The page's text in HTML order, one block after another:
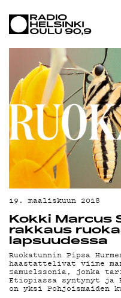
OHJELMAT
TEKIJÄT
ON-
PODCAST
MAINOSTA
G LIVELAB
KIRJAUDU SISÄÄN
19. maaliskuun 2018
Kokki Marcus
rakkaus
lapsuudessa
Ruokatunnin Pipsa
haastattelivat viime
Samuelssonia, jonka
Etiopiassa syntynyt ja
on yksi Pohjoismaiden